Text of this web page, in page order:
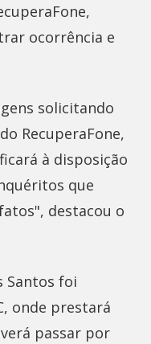
ocorrência e
solicitando
RecuperaFone,
à disposição
que
destacou o
Santos foi
onde prestará
passar por